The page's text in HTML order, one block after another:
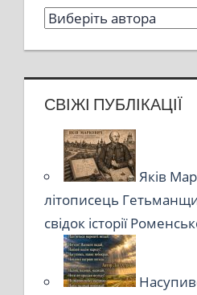
СВІЖІ ПУБЛІКАЦІЇ
Яків
літописець
свідок історії